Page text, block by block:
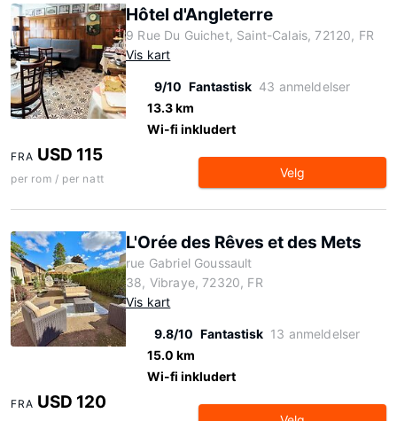
Hôtel d'Angleterre
9 Rue Du Guichet, Saint-Calais, 72120, FR
Vis kart
9/10 Fantastisk 43 anmeldelser
13.3 km
Wi-fi inkludert
FRA USD 115
per rom / per natt Velg
L'Orée des Rêves et des Mets
rue Gabriel Goussault
38, Vibraye, 72320, FR
Vis kart
9.8/10 Fantastisk 13 anmeldelser
15.0 km
Wi-fi inkludert
FRA USD 120